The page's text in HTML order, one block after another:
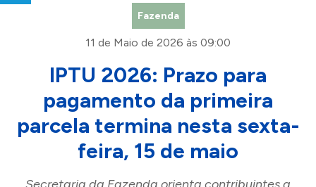
Fazenda
11 de Maio de 2026 às 09:00
IPTU 2026: Prazo para
pagamento da primeira
parcela termina nesta sexta-
feira, 15 de maio